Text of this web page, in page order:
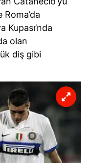
Kupası’nda
olan
diş gibi